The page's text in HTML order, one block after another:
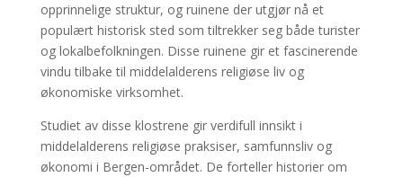
opprinnelige struktur, og ruinene der utgjør nå et
populært historisk sted som tiltrekker seg både turister
og lokalbefolkningen. Disse ruinene gir et fascinerende
vindu tilbake til middelalderens religiøse liv og
økonomiske virksomhet.
Studiet av disse klostrene gir verdifull innsikt i
middelalderens religiøse praksiser, samfunnsliv og
økonomi i Bergen-området. De forteller historier om